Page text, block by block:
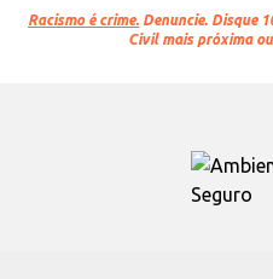
Racismo é crime. Denuncie. Disque
Civil mais próxima